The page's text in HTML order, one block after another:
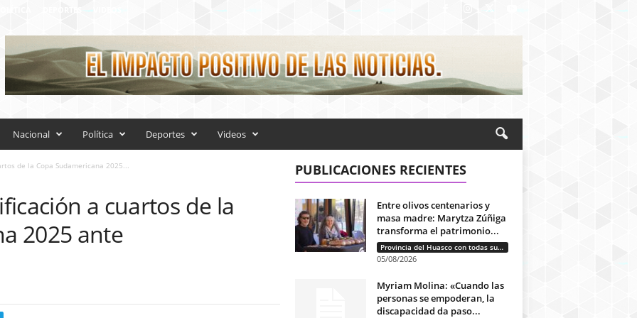
Nacional Política Deportes Videos
de la Copa Sudamericana 2025...
a cuartos de la
2025 ante
PUBLICACIONES RECIENTES
Entre olivos centenarios y
masa madre: Marytza Zúñiga
transforma el patrimonio...
Provincia del Huasco con todas sus letras: Historias que unen cultura, diversidad e identidad
05/08/2026
Myriam Molina: «Cuando las
personas se empoderan, la
discapacidad da paso...